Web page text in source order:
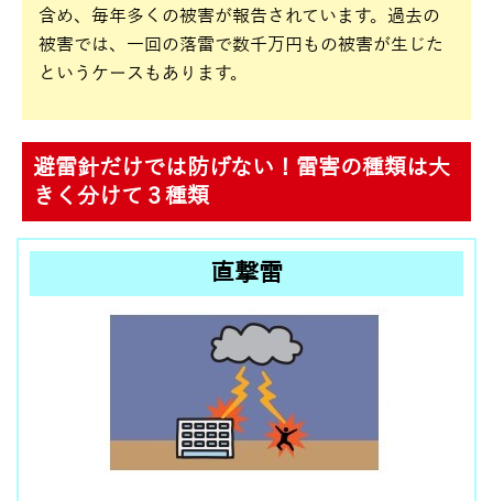
含め、毎年多くの被害が報告されています。過去の
被害では、一回の落雷で数千万円もの被害が生じた
というケースもあります。
避雷針だけでは防げない！雷害の種類は大
きく分けて３種類
直撃雷